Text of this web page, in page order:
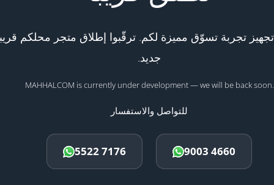
تجربة تسوّق مميزة لكم. ترقّبوا إطلاق متجر محلكم
جديد.
MAHHALCOM is currently under development — we will be back soon.
للتواصل والاستفسار
5522 7176 9003 4660